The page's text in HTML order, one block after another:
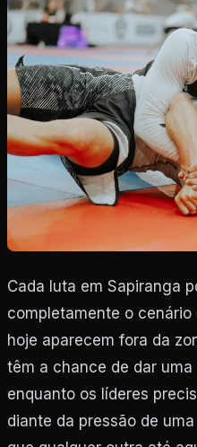
Cada luta em Sapiranga
completamente o
hoje aparecem fora da
têm a chance de dar
enquanto os líderes
diante da pressão de